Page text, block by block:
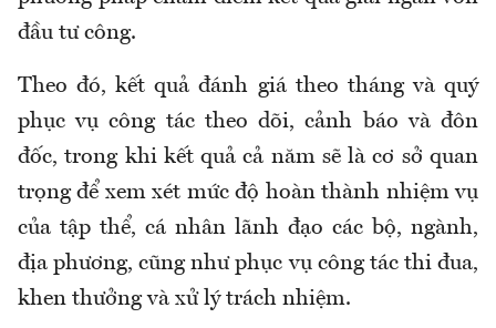
đầu tư công.
Theo đó, kết quả đánh giá theo tháng và quý
phục vụ công tác theo dõi, cảnh báo và đôn
đốc, trong khi kết quả cả năm sẽ là cơ sở quan
trọng để xem xét mức độ hoàn thành nhiệm vụ
của tập thể, cá nhân lãnh đạo các bộ, ngành,
địa phương, cũng như phục vụ công tác thi đua,
khen thưởng và xử lý trách nhiệm.